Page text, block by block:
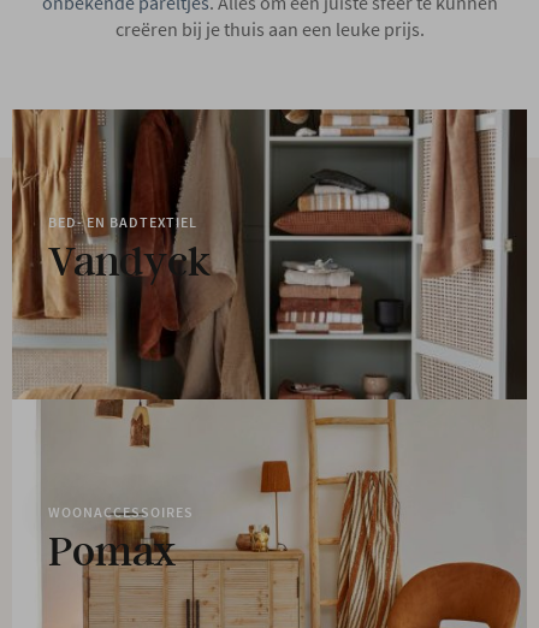
creëren bij je thuis aan een leuke prijs.
BED- EN BADTEXTIEL
Vandyck
WOONACCESSOIRES
Pomax